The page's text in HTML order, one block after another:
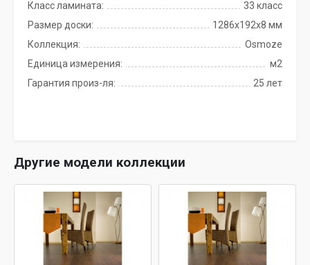
Класс ламината:
33 класс
Размер доски:
1286х192х8 мм
Коллекция:
Osmoze
Единица измерения:
м2
Гарантия произ-ля:
25 лет
Другие модели коллекции